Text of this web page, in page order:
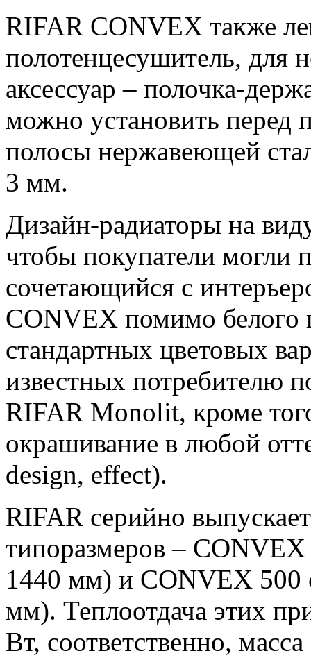
RIFAR CONVEX также
полотенцесушитель, для
аксессуар – полочка-
можно установить перед
полосы нержавеющей
3 мм.
Дизайн-радиаторы на
чтобы покупатели могли
сочетающийся с
CONVEX помимо белого
стандартных цветовых
известных потребителю
RIFAR Monolit, кроме
окрашивание в любой
design, effect).
RIFAR серийно
типоразмеров –
1440 мм) и CONVEX 500
мм). Теплоотдача этих
Вт, соответственно,